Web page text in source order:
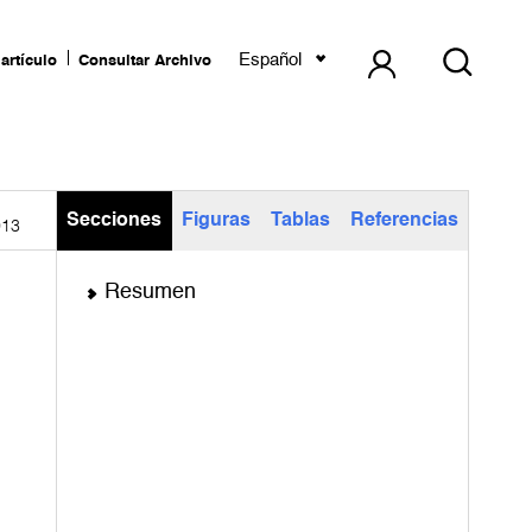
Consultar Archivo Español
Secciones Figuras Tablas Referencias
Resumen